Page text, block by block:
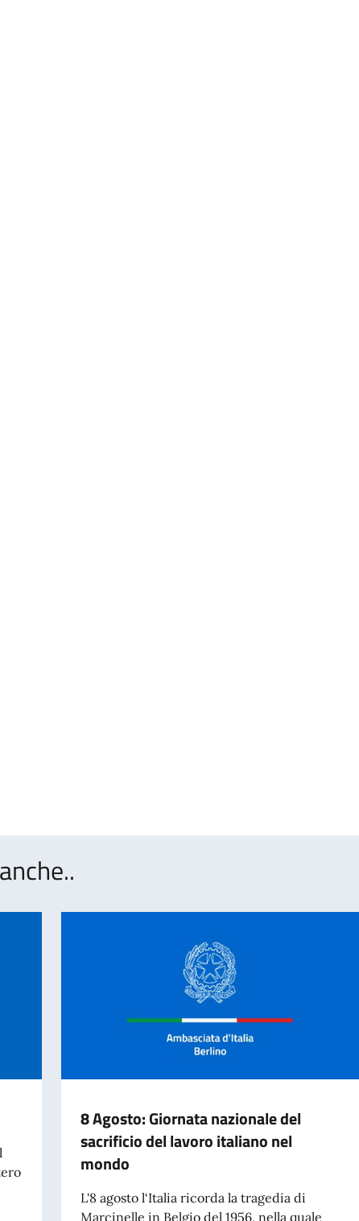
8 Agosto: Giornata nazionale del
sacrificio del lavoro italiano nel
mondo
L'8 agosto l‘Italia ricorda la tragedia di
Marcinelle in Belgio del 1956, nella quale